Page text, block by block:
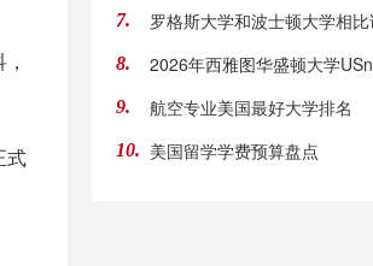
式
7.
8.
9. 航空专业美国最好大学排名
10. 美国留学学费预算盘点